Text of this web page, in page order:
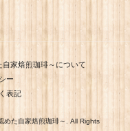
家焙煎珈琲～について
ー
表記
た自家焙煎珈琲～. All Rights